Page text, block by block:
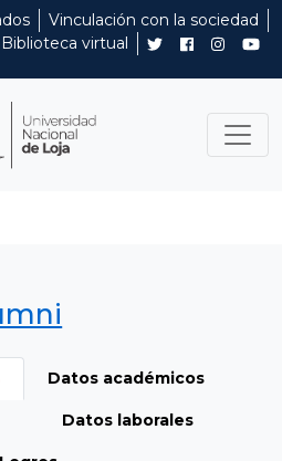
Vinculación con la sociedad
Biblioteca virtual
Datos académicos
Datos laborales